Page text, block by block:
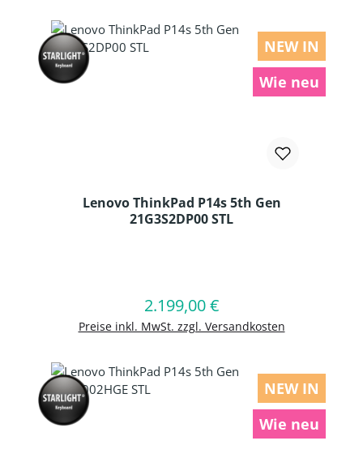
NEW IN
Wie neu
Lenovo ThinkPad P14s 5th Gen
21G3S2DP00 STL
Regulärer Preis:
2.199,00 €
Preise inkl. MwSt. zzgl. Versandkosten
In den Warenkorb
NEW IN
Wie neu